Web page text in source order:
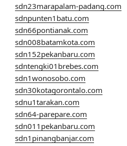
sdn23marapalam-padang.com
sdnpunten1batu.com
sdn66pontianak.com
sdn008batamkota.com
sdn152pekanbaru.com
sdntengki01brebes.com
sdn1wonosobo.com
sdn30kotagorontalo.com
sdnu1tarakan.com
sdn64-parepare.com
sdn011pekanbaru.com
sdn1pinangbanjar.com